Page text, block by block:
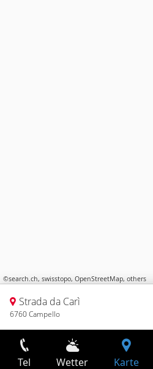
©search.ch, swisstopo, OpenStreetMap, others
Strada da Carì
6760 Campello
Tel Wetter Karte